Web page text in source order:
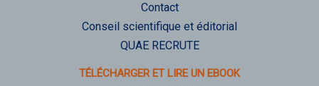
Contact
Conseil scientifique et éditorial
QUAE RECRUTE
TÉLÉCHARGER ET LIRE UN EBOOK